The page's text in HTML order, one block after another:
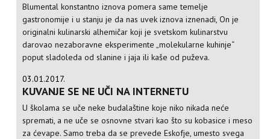
Blumental konstantno iznova pomera same temelje
gastronomije i u stanju je da nas uvek iznova iznenadi, On je
originalni kulinarski alhemičar koji je svetskom kulinarstvu
darovao nezaboravne eksperimente „molekularne kuhinje“
poput sladoleda od slanine i jaja ili kaše od puževa.
03.01.2017.
KUVANJE SE NE UČI NA INTERNETU
U školama se uče neke budalaštine koje niko nikada neće
spremati, a ne uče se osnovne stvari kao što su kobasice i meso
za ćevape. Samo treba da se prevede Eskofje, umesto svega